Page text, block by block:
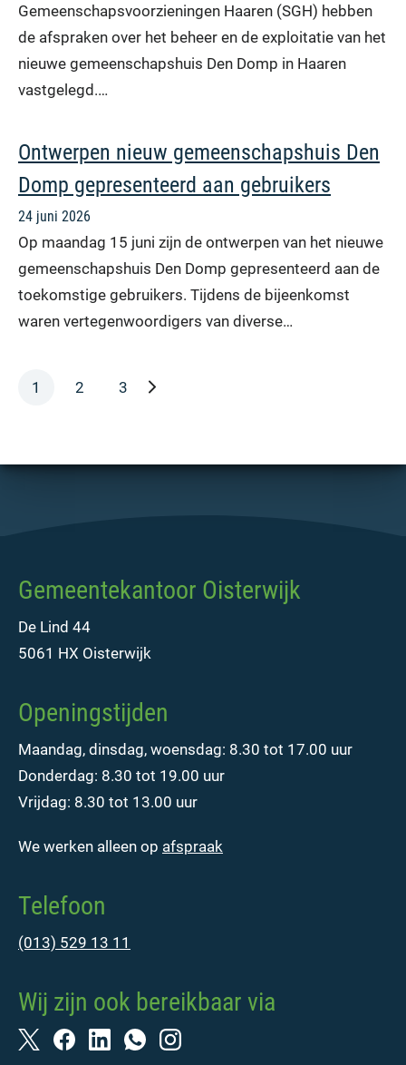
Gemeenschapsvoorzieningen Haaren (SGH) hebben
de afspraken over het beheer en de exploitatie van het
nieuwe gemeenschapshuis Den Domp in Haaren
vastgelegd.…
Ontwerpen nieuw gemeenschapshuis Den
Domp gepresenteerd aan gebruikers
24 juni 2026
Op maandag 15 juni zijn de ontwerpen van het nieuwe
gemeenschapshuis Den Domp gepresenteerd aan de
toekomstige gebruikers. Tijdens de bijeenkomst
waren vertegenwoordigers van diverse…
1 2 3 volgende pagina
Gemeentekantoor Oisterwijk
De Lind 44
5061 HX Oisterwijk
Openingstijden
Maandag, dinsdag, woensdag: 8.30 tot 17.00 uur
Donderdag: 8.30 tot 19.00 uur
Vrijdag: 8.30 tot 13.00 uur
We werken alleen op afspraak
Telefoon
(013) 529 13 11
Wij zijn ook bereikbaar via